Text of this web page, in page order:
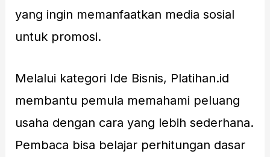
yang ingin memanfaatkan media sosial
untuk promosi.
Melalui kategori Ide Bisnis, Platihan.id
membantu pemula memahami peluang
usaha dengan cara yang lebih sederhana.
Pembaca bisa belajar perhitungan dasar